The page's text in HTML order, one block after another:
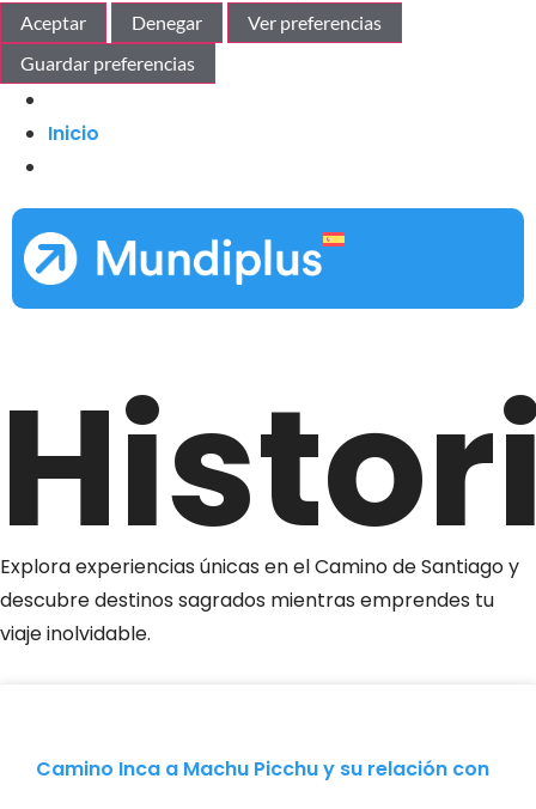
Aceptar Denegar
Ver preferencias
Guardar preferencias
Inicio
Explora experiencias únicas en el Camino de Santiago y
descubre destinos sagrados mientras emprendes tu
viaje inolvidable.
Camino Inca a Machu Picchu y su relación con